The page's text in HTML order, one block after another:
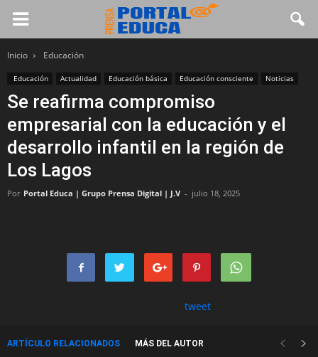
Inicio Educación
Educación Actualidad Educación básica Educación consciente Noticias
Se reafirma compromiso
empresarial con la educación y el
desarrollo infantil en la región de
Los Lagos
Por Portal Educa | Grupo Prensa Digital | J.V - julio 18, 2025
tweet
ARTÍCULO RELACIONADOS MÁS DEL AUTOR